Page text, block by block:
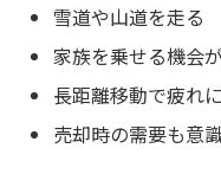
雪道や山道を走る
家族を乗せる機会
長距離移動で疲れ
売却時の需要も意